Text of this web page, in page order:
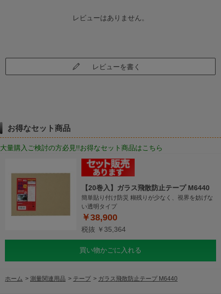
レビューはありません。
レビューを書く
お得なセット商品
大量購入ご検討の方必見!!お得なセット商品はこちら
【20巻入】ガラス飛散防止テープ M6440
簡単貼り付け防災 糊残りが少なく、視界を妨げな
い透明タイプ
￥38,900
税抜 ￥35,364
買い物かごに入れる
ホーム > 測量関連用品 > テープ > ガラス飛散防止テープ M6440